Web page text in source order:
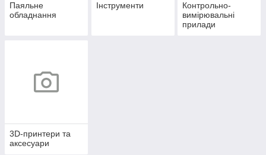
Паяльне
обладнання
Інструменти
Контрольно-
вимірювальні
прилади
3D-принтери та
аксесуари